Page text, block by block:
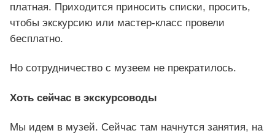
платная. Приходится приносить списки, просить,
чтобы экскурсию или мастер-класс провели
бесплатно.
Но сотрудничество с музеем не прекратилось.
Хоть сейчас в экскурсоводы
Мы идем в музей. Сейчас там начнутся занятия, на